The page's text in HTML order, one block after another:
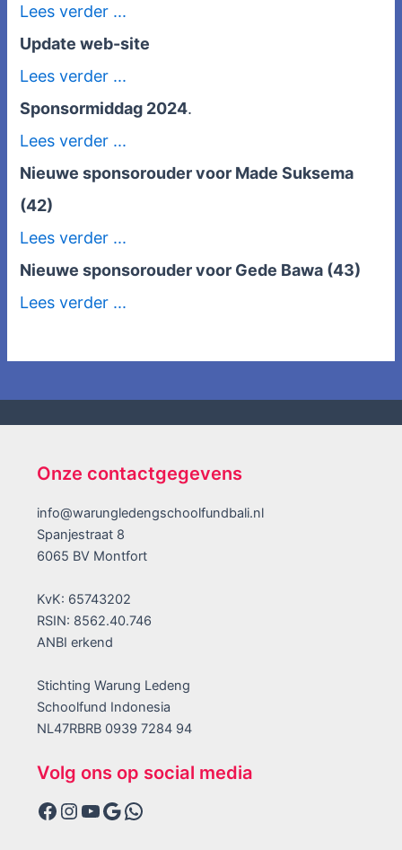
Lees verder ...
Update web-site
Lees verder ...
Sponsormiddag 2024.
Lees verder ...
Nieuwe sponsorouder voor Made Suksema
(42)
Lees verder ...
Nieuwe sponsorouder voor Gede Bawa (43)
Lees verder ...
Onze contactgegevens
info@warungledengschoolfundbali.nl
Spanjestraat 8
6065 BV Montfort
KvK: 65743202
RSIN: 8562.40.746
ANBI erkend
Stichting Warung Ledeng
Schoolfund Indonesia
NL47RBRB 0939 7284 94
Volg ons op social media